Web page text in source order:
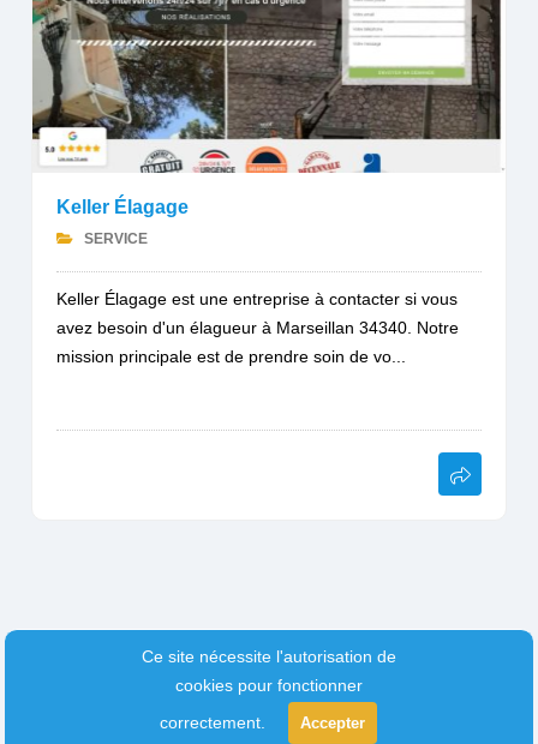
Keller Élagage
SERVICE
Keller Élagage est une entreprise à contacter si vous
avez besoin d'un élagueur à Marseillan 34340. Notre
mission principale est de prendre soin de vo...
Ce site nécessite l'autorisation de
cookies pour fonctionner
correctement.
Accepter